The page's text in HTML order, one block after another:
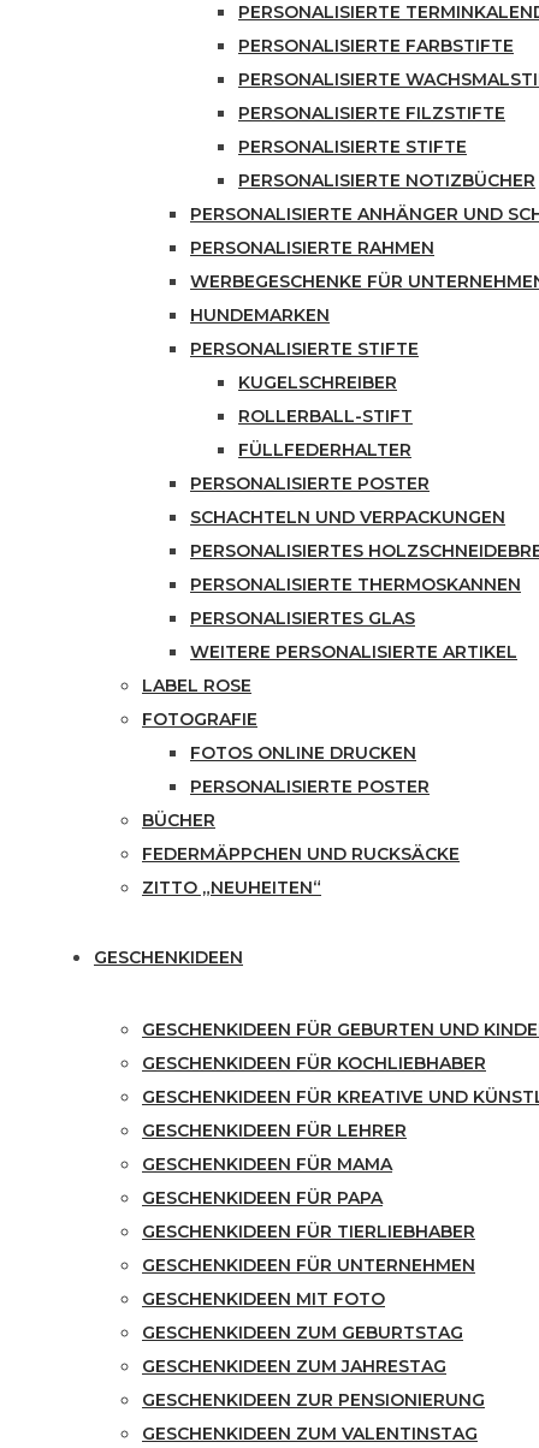
PERSONALISIERTE
PERSONALISIERTE FARBSTIFTE
PERSONALISIERTE
PERSONALISIERTE FILZSTIFTE
PERSONALISIERTE STIFTE
PERSONALISIERTE NOTIZBÜCHER
PERSONALISIERTE ANHÄNGER UND
PERSONALISIERTE RAHMEN
WERBEGESCHENKE FÜR
HUNDEMARKEN
PERSONALISIERTE STIFTE
KUGELSCHREIBER
ROLLERBALL-STIFT
FÜLLFEDERHALTER
PERSONALISIERTE POSTER
SCHACHTELN UND VERPACKUNGEN
PERSONALISIERTES
PERSONALISIERTE THERMOSKANNEN
PERSONALISIERTES GLAS
WEITERE PERSONALISIERTE ARTIKEL
LABEL ROSE
FOTOGRAFIE
FOTOS ONLINE DRUCKEN
PERSONALISIERTE POSTER
BÜCHER
FEDERMÄPPCHEN UND RUCKSÄCKE
ZITTO „NEUHEITEN“
GESCHENKIDEEN
GESCHENKIDEEN FÜR GEBURTEN UND
GESCHENKIDEEN FÜR KOCHLIEBHABER
GESCHENKIDEEN FÜR KREATIVE UND
GESCHENKIDEEN FÜR LEHRER
GESCHENKIDEEN FÜR MAMA
GESCHENKIDEEN FÜR PAPA
GESCHENKIDEEN FÜR TIERLIEBHABER
GESCHENKIDEEN FÜR UNTERNEHMEN
GESCHENKIDEEN MIT FOTO
GESCHENKIDEEN ZUM GEBURTSTAG
GESCHENKIDEEN ZUM JAHRESTAG
GESCHENKIDEEN ZUR PENSIONIERUNG
GESCHENKIDEEN ZUM VALENTINSTAG